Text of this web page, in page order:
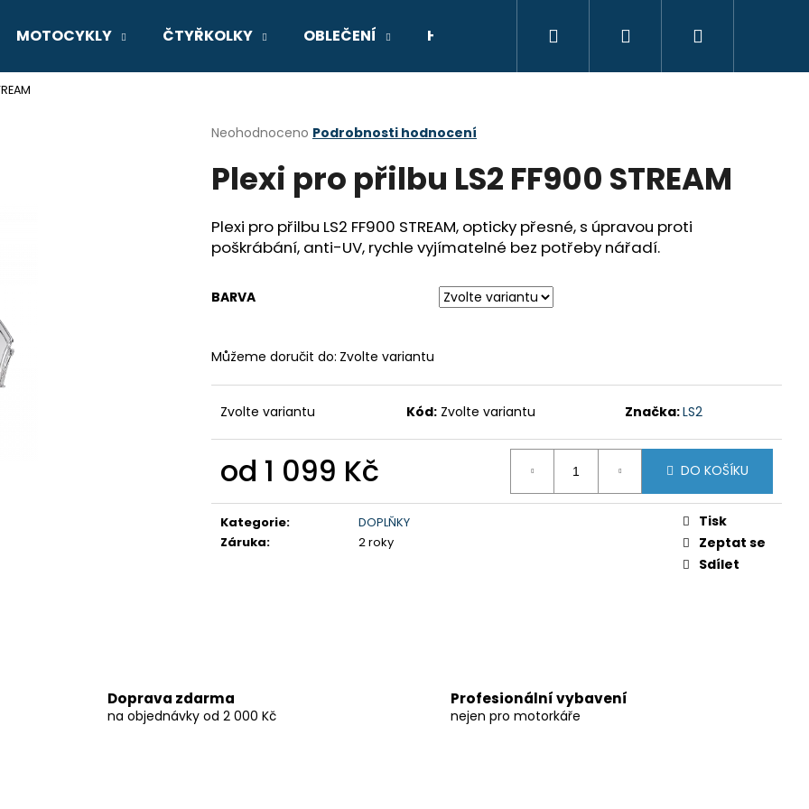
MOTOCYKLY ČTYŘKOLKY OBLEČENÍ HELMY NÁHRADNÍ DÍLY DÁRKOVÝ
Přihlášení
Průměrné
produktu
je
z
5
hvězdiček.
Neohodnoceno Podrobnosti hodnocení
Plexi pro přilbu LS2 FF900 STREAM
Plexi pro přilbu LS2 FF900 STREAM, opticky přesné, s úpravou proti
poškrábání, anti-UV, rychle vyjímatelné bez potřeby nářadí.
BARVA
Můžeme doručit do: Zvolte variantu
Zvolte variantu Kód: Zvolte variantu Značka:LS2
od 1 099 Kč
cena:
DO KOŠÍKU
Kategorie:
DOPLŇKY
Záruka: 2 roky
Tisk
Zeptat se
Sdílet
Doprava zdarma
na objednávky od 2 000 Kč
Profesionální vybavení
nejen pro motorkáře
Co potřebujete najít?
HLEDAT
8R
V-STROM 800DE
259 900 Kč